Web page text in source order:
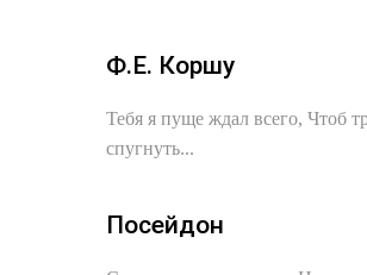
Ф.Е. Коршу
Тебя я пуще ждал всего, Чтоб
спугнуть...
Посейдон